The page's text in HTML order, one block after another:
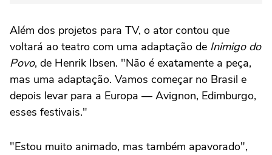
Além dos projetos para TV, o ator contou que
voltará ao teatro com uma adaptação de Inimigo do
Povo, de Henrik Ibsen. "Não é exatamente a peça,
mas uma adaptação. Vamos começar no Brasil e
depois levar para a Europa — Avignon, Edimburgo,
esses festivais."
"Estou muito animado, mas também apavorado",